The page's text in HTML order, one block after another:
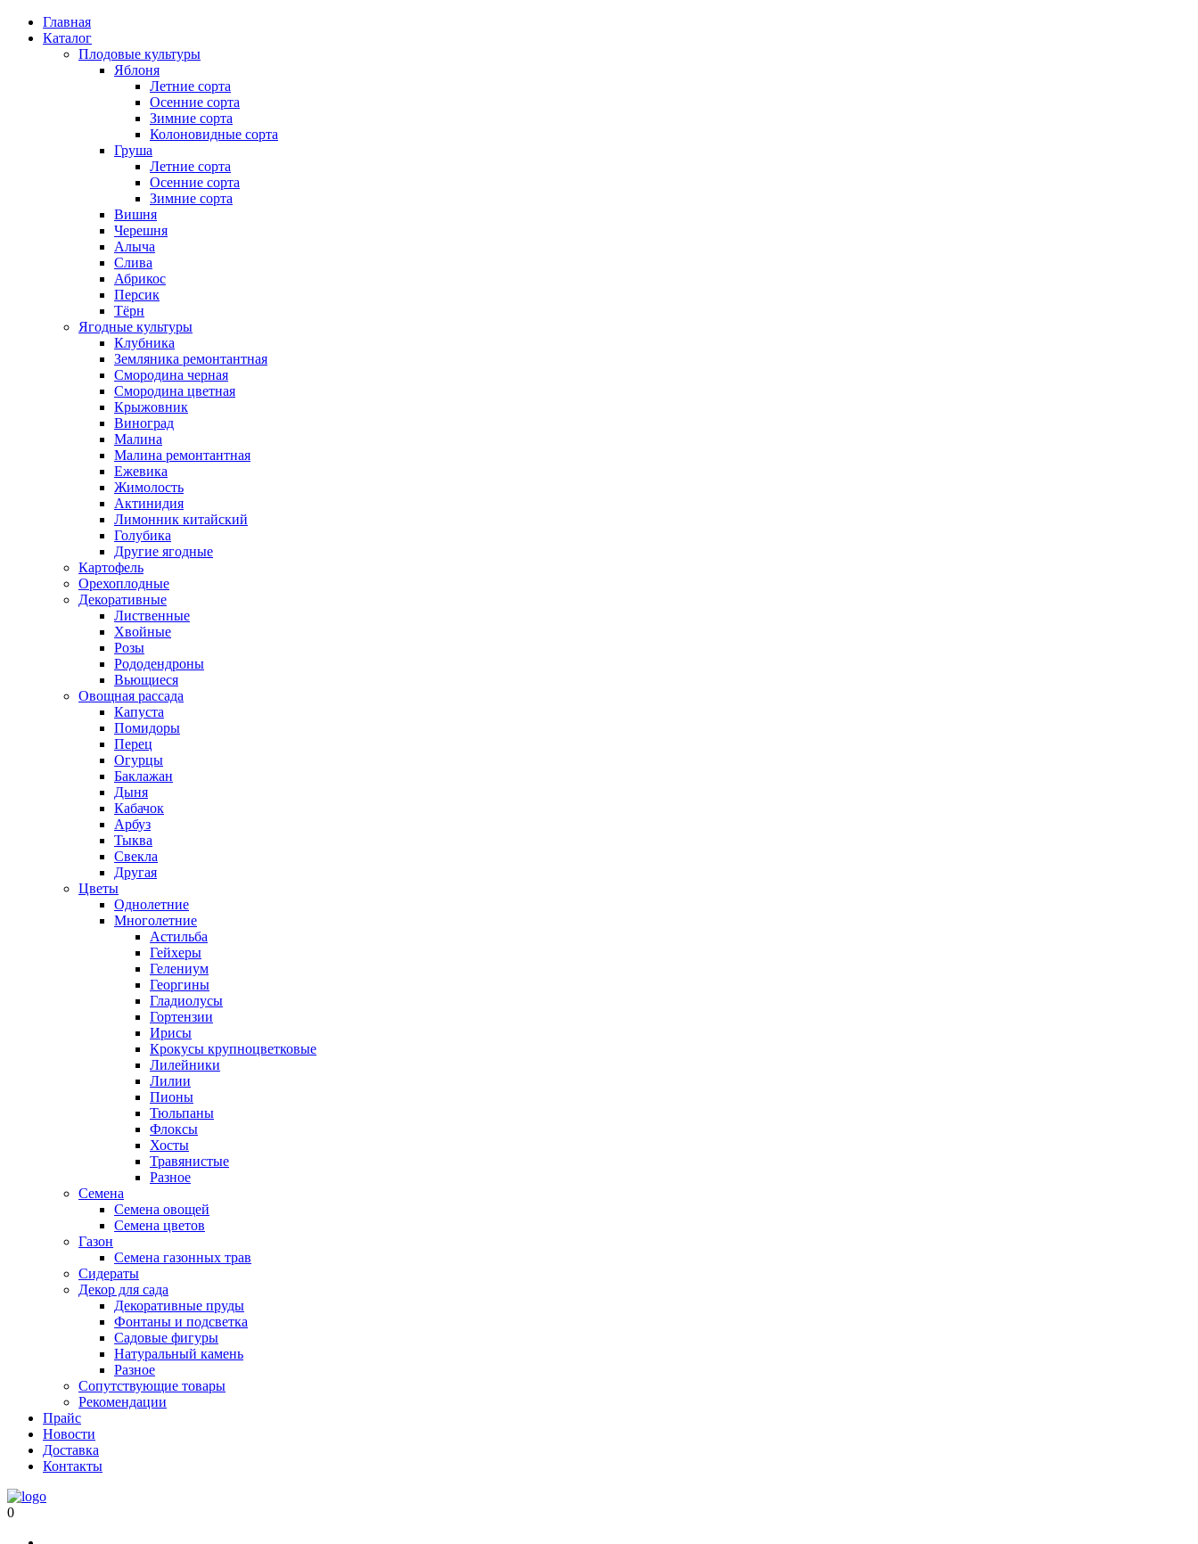
Главная
Каталог
Плодовые культуры
Яблоня
Летние сорта
Осенние сорта
Зимние сорта
Колоновидные сорта
Груша
Летние сорта
Осенние сорта
Зимние сорта
Вишня
Черешня
Алыча
Слива
Абрикос
Персик
Тёрн
Ягодные культуры
Клубника
Земляника ремонтантная
Смородина черная
Смородина цветная
Крыжовник
Виноград
Малина
Малина ремонтантная
Ежевика
Жимолость
Актинидия
Лимонник китайский
Голубика
Другие ягодные
Картофель
Орехоплодные
Декоративные
Лиственные
Хвойные
Розы
Рододендроны
Вьющиеся
Овощная рассада
Капуста
Помидоры
Перец
Огурцы
Баклажан
Дыня
Кабачок
Арбуз
Тыква
Свекла
Другая
Цветы
Однолетние
Многолетние
Астильба
Гейхеры
Гелениум
Георгины
Гладиолусы
Гортензии
Ирисы
Крокусы крупноцветковые
Лилейники
Лилии
Пионы
Тюльпаны
Флоксы
Хосты
Травянистые
Разное
Семена
Семена овощей
Семена цветов
Газон
Семена газонных трав
Сидераты
Декор для сада
Декоративные пруды
Фонтаны и подсветка
Садовые фигуры
Натуральный камень
Разное
Сопутствующие товары
Рекомендации
Прайс
Новости
Доставка
Контакты
0